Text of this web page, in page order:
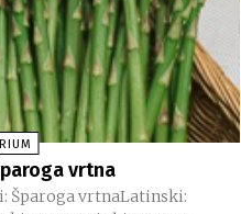
vrtna
Šparoga vrtnaLatinski: